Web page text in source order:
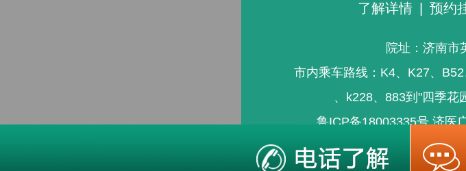
了解详情 预约
院址：济南市
市内乘车路线：K4、K27、
、k228、883到"四季花
鲁ICP备18003335号济医
本站疾病信息仅供参考，不能为疾病